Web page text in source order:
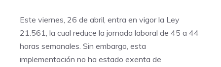
Este viernes, 26 de abril, entra en vigor la Ley
21.561, la cual reduce la jornada laboral de 45 a 44
horas semanales. Sin embargo, esta
implementación no ha estado exenta de